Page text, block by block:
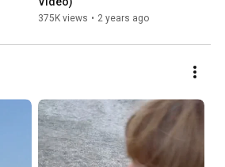
375K views • 2 years ago